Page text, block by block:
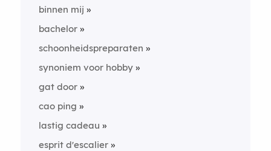
binnen mij
bachelor
schoonheidspreparaten
synoniem voor hobby
gat door
cao ping
lastig cadeau
esprit d'escalier